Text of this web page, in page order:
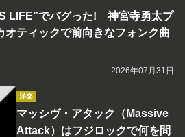
LIFE”でバグった! 神宮寺勇太プ
オティックで前向きなフォンク曲
2026年07月31日
洋楽
マッシヴ・アタック（Massive
Attack）はフジロックで何を問